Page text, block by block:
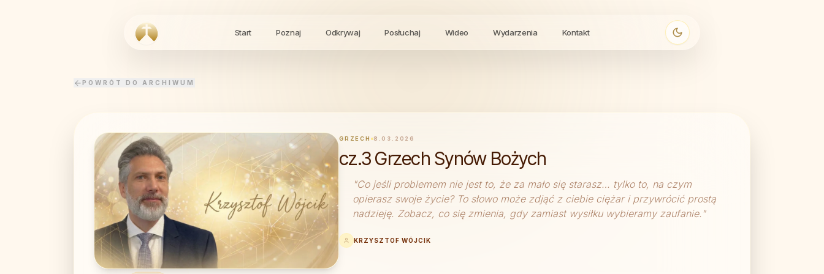
Start Poznaj Odkrywaj Posłuchaj Wideo Wydarzenia Kontakt
POWRÓT DO ARCHIWUM
GRZECH 8.03.2026
cz.3 Grzech Synów Bożych
"Co jeśli problemem nie jest to, że za mało się starasz… tylko to, na czym
opierasz swoje życie? To słowo może zdjąć z ciebie ciężar i przywrócić prostą
nadzieję. Zobacz, co się zmienia, gdy zamiast wysiłku wybieramy zaufanie. "
KRZYSZTOF WÓJCIK